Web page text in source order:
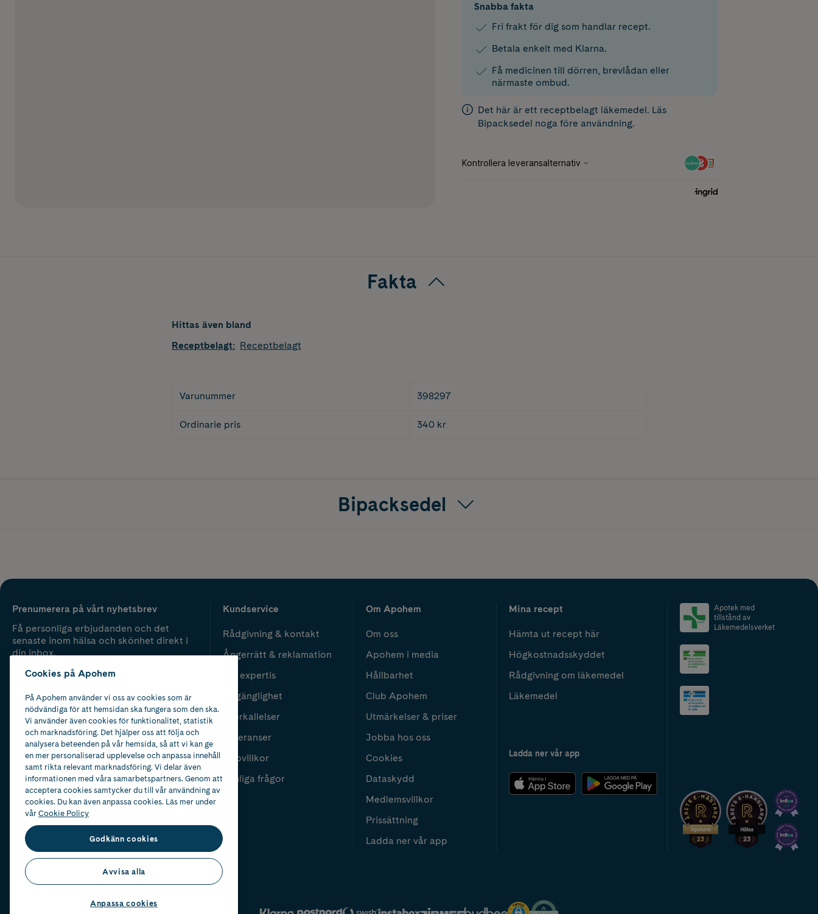
Snabba fakta
Fri frakt för dig som handlar recept.
Betala enkelt med Klarna.
Få medicinen till dörren, brevlådan eller
närmaste ombud.
Det här är ett receptbelagt läkemedel. Läs
Bipacksedel noga före användning.
Fakta
Hittas även bland
Receptbelagt: Receptbelagt
Varunummer 398297
Ordinarie pris 340 kr
Bipacksedel
Prenumerera på vårt nyhetsbrev
Få personliga erbjudanden och det
senaste inom hälsa och skönhet direkt i
din inbox.
Kundservice
Rådgivning & kontakt
Ångerrätt & reklamation
Vår expertis
Tillgänglighet
Återkallelser
Leveranser
Köpvillkor
Vanliga frågor
Om Apohem
Om oss
Apohem i media
Hållbarhet
Club Apohem
Utmärkelser & priser
Jobba hos oss
Cookies
Dataskydd
Medlemsvillkor
Prissättning
Ladda ner vår app
Mina recept
Hämta ut recept här
Högkostnadsskyddet
Rådgivning om läkemedel
Läkemedel
Ladda ner vår app
Apotek med
tillstånd av
Läkemedelsverket
2024
Cookies på Apohem
På Apohem använder vi oss av cookies som är
nödvändiga för att hemsidan ska fungera som den ska.
Vi använder även cookies för funktionalitet, statistik
och marknadsföring. Det hjälper oss att följa och
analysera beteenden på vår hemsida, så att vi kan ge
en mer personaliserad upplevelse och anpassa innehåll
samt rikta relevant marknadsföring. Vi delar även
informationen med våra samarbetspartners. Genom att
acceptera cookies samtycker du till vår användning av
cookies. Du kan även anpassa cookies. Läs mer under
vårCookie Policy
Godkänn cookies
Avvisa alla
Anpassa cookies